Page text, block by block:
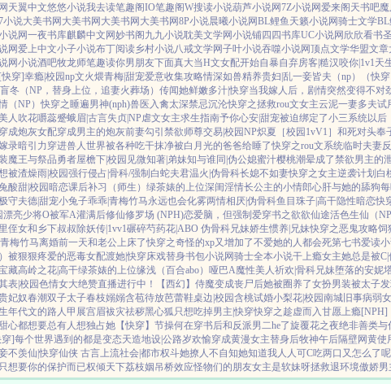
天翼中文悠悠小说我去读笔趣阁IO笔趣阁W搜读小说葫芦小说网7Z小说网爱来阁 天书吧
小说大美书网 大美书网 大美书网 大美书网8P小说晨曦小说网BL鲤鱼 天籁小说网骑士文学BL
说网一夜书库麒麟中文网妙书阁 九九小说耽美文学网小说铺四四书库UC小说网 欣欣看书
网爱上中文小子小说布丁阅读乡村小说八戒文学网子叶小说吞噬小说网顶点文学华盟文章
网小说酒吧牧龙师笔趣读你男朋友下面真大当H文女配开始自暴自弃房客|糙汉咬你|1v1天
穿]幸瘾|校园np文火煨青梅|甜宠爱意收集攻略情深如兽精养贵妇|乱一妾皆夫（np） （快
盲冬（NP，替身上位，追妻火葬场） 传闻她鲜嫩多汁|快穿当我嫁人后，剧情突然变得不对
（NP）快穿之睡遍男神(nph)兽医 入禽太深禁忌沉沦快穿之拯救rou文女主云泥一妻多夫试
人 吹花嚼蕊蹙蛾眉|古言失贞|NP虐文女主求生指南予你心安|甜宠被迫绑定了小三系统以后
成炮灰女配穿成男主的炮灰前妻勾引禁欲师尊交易|校园NP炽夏［校园1vV1］ 和死对头奉
录暗引力穿进兽人世界被各种吃干抹净被白月光的爸爸给睡了快穿之rou文系统临时夫妻
魔王与祭品勇者屋檐下|校园 见微知著|弟妹知与谁同|伪公媳蜜汁樱桃潮晕成了禁欲男主的
被渣燥雨|校园强行侵占|骨科/强制 白蛇夫君温火|伪骨科长媳不如妻快穿之女主逆袭计划 白
酸甜|校园暗恋课后补习（师生） 绿茶婊的上位深闺淫情长公主的小情郎心肝与她的舔狗
守夫德|甜宠小兔子乖乖|青梅竹马永远也会化雾两情相厌|伪骨科鱼目珠子|高干隐性暗恋快
漂亮少将O被军A灌满后修仙修罗场 (NPH)恋爱脑，但强制爱穿书之欲欲仙途活色生仙（NP
侄女和乡下叔叔除妖传|1vv1碾碎芍药花|ABO 伪骨科兄妹娇生惯养|兄妹快穿之恶鬼攻略饲
梅竹马离婚前一天和老公上床了快穿之奇怪的xp又增加了不爱她的人都会死第七书爱读
）被狠狠疼爱的恶毒女配渡她|快穿床戏替身书包小说网骑士全本小说干上瘾女主她总是被C|
藏高岭之花|高干绿茶婊的上位缘浅（百合abo）哑巴A魔性美人祈欢|骨科兄妹堕落的安妮
表|校园色情女大绝赞直播进行中！ 【西幻】侍魔变成丧尸后她被圈养了女扮男装被太子
妃奴春潮双子太子春枝嫋嫋含苞待放芭蕾鞋桌边|校园含桃试婚小梨花|校园南城旧事病弱
年代文的路人甲 展宫眉袚灾祛秽黑心狐只想吃掉男主|快穿快穿之趁虚而入甘愿上瘾[NPH]
心都想要总有人想独占她 【快穿】节操何在穿书后和反派男二he了旋覆花之夜绝非善类与
穿]每个世界遇到的都是变态天造地设|公路岁欢愉穿成黄漫女主替身后牧神午后隔壁网黄使
不羡仙|快穿仙侠 古言上流社会|都市权斗她撩人不自知她知道我人人可C吃两口又怎么了
只想要你的保护而已权倾天下荔枝姻吊桥效应怪物们的朋友女主是软妹呀拯救退环境傲娇男